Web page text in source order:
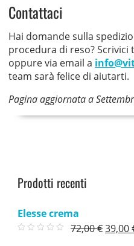
Contattaci
Hai domande sulla
procedura di reso? Scrivici
oppure via email a
team sarà felice di aiutarti.
Pagina aggiornata a
Prodotti recenti
Elesse crema
72,00€Il
39,00